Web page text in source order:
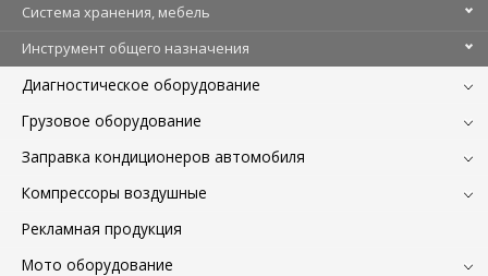
Система хранения, мебель
Инструмент общего назначения
Диагностическое оборудование
Грузовое оборудование
Заправка кондиционеров автомобиля
Компрессоры воздушные
Рекламная продукция
Мото оборудование